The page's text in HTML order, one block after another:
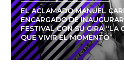
EL ACLAMADO MANUEL
ENCARGADO DE
FESTIVAL CON SU GIRA “LA
QUE VIVIR EL MOMENTO”